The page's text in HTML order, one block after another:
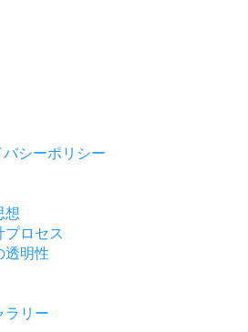
シーポリシー
想
ロセス
透明性
ラリー